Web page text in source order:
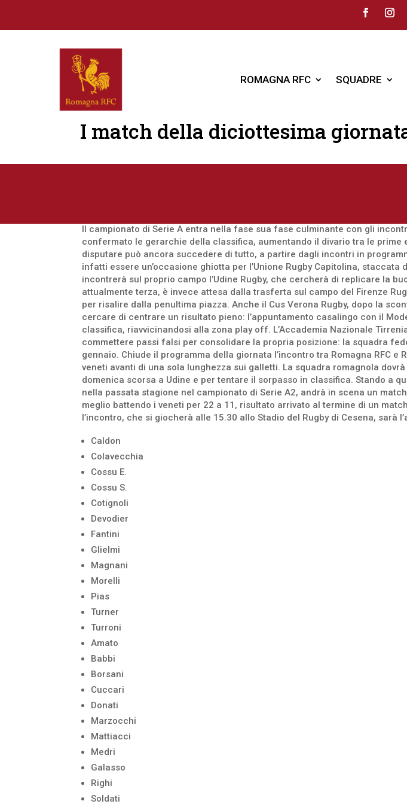
ROMAGNA RFC SQUADRE
I match della diciottesima
Il campionato di Serie A entra nella fase sua fase culminante con gli
confermato le gerarchie della classifica, aumentando il divario tra le
disputare può ancora succedere di tutto, a partire dagli incontri in
infatti essere un’occasione ghiotta per l’Unione Rugby Capitolina,
incontrerà sul proprio campo l’Udine Rugby, che cercherà di replicare la
attualmente terza, è invece attesa dalla trasferta sul campo del Firenze
per risalire dalla penultima piazza. Anche il Cus Verona Rugby, dopo la
cercare di centrare un risultato pieno: l’appuntamento casalingo con il
classifica, riavvicinandosi alla zona play off. L’Accademia Nazionale
commettere passi falsi per consolidare la propria posizione: la squadra
gennaio. Chiude il programma della giornata l’incontro tra Romagna RFC
veneti avanti di una sola lunghezza sui galletti. La squadra romagnola
domenica scorsa a Udine e per tentare il sorpasso in classifica. Stando a
nella passata stagione nel campionato di Serie A2, andrà in scena un
meglio battendo i veneti per 22 a 11, risultato arrivato al termine di un
l’incontro, che si giocherà alle 15.30 allo Stadio del Rugby di Cesena, sarà
Caldon
Colavecchia
Cossu E.
Cossu S.
Cotignoli
Devodier
Fantini
Glielmi
Magnani
Morelli
Pias
Turner
Turroni
Amato
Babbi
Borsani
Cuccari
Donati
Marzocchi
Mattiacci
Medri
Galasso
Righi
Soldati